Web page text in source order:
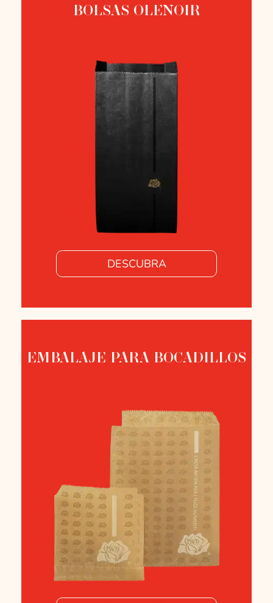
BOLSAS OLENOIR
DESCUBRA
EMBALAJE PARA BOCADILLOS